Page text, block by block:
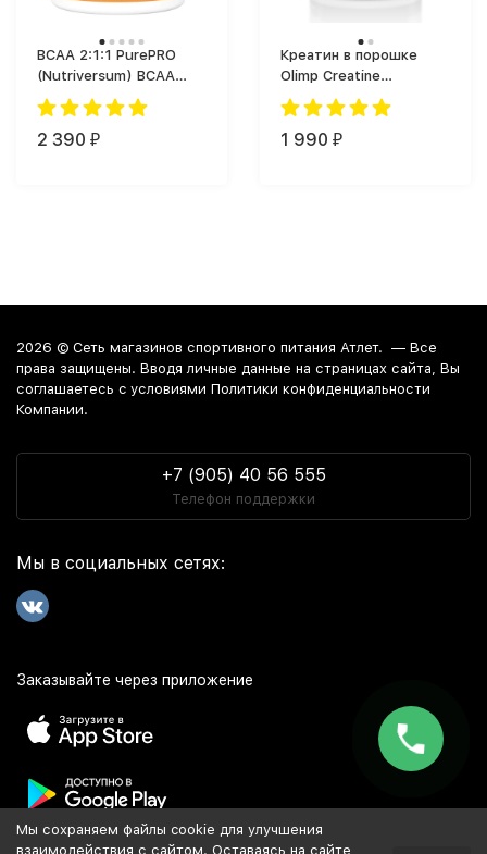
BCAA 2:1:1 PurePRO
(Nutriversum) BCAA
(360 г)
2 390 ₽
Креатин в порошке
Olimp Creatine
Monohydrate (250 г)
1 990 ₽
2026 © Сеть магазинов спортивного питания Атлет. — Все
права защищены. Вводя личные данные на страницах сайта, Вы
соглашаетесь c условиями Политики конфиденциальности
Компании.
+7 (905) 40 56 555
Телефон поддержки
Мы в социальных сетях:
Заказывайте через приложение
Популярное
Мы сохраняем файлы cookie для улучшения
взаимодействия с сайтом. Оставаясь на сайте,